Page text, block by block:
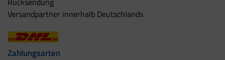
Versandpartner innerhalb Deutschlands
Zahlungsarten